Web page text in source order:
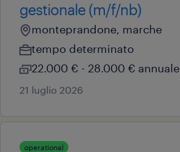
gestionale (m/f/nb)
monteprandone, marche
tempo determinato
22.000 € - 28.000 € annuale
21 luglio 2026
operational